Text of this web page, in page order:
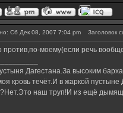
Сб Дек 08, 2007 7:04 pm Заголовок
против,по-моему(если речь
Дагестана.За высоким
кровь течёт.И в жаркой
наш труп!И из ещё